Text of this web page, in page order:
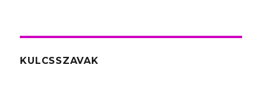
KULCSSZAVAK